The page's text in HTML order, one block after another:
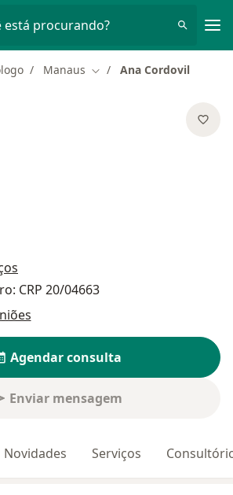
está procurando?
Manaus Mudar de cidade
Ana Cordovil
CRP 20/04663
Agendar consulta
Enviar mensagem
Novidades Serviços